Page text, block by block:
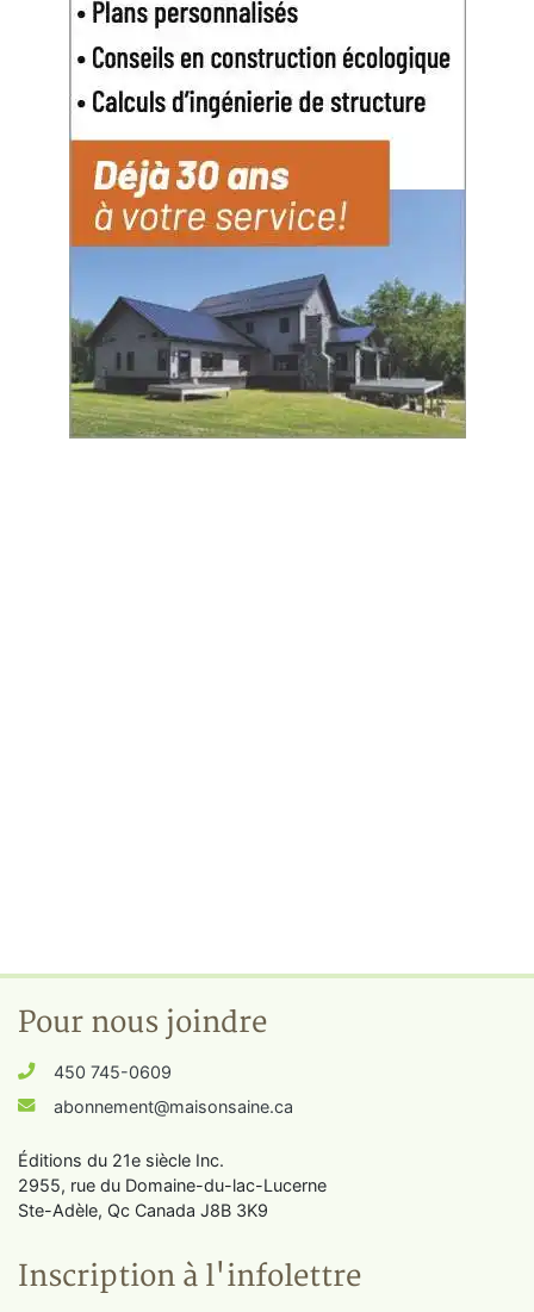
Pour nous joindre
450 745-0609
abonnement@maisonsaine.ca
Éditions du 21e siècle Inc.
2955, rue du Domaine-du-lac-Lucerne
Ste-Adèle, Qc Canada J8B 3K9
Inscription à l'infolettre